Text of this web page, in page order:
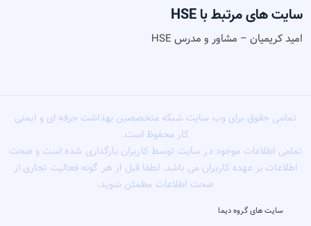
سایت های مرتبط با HSE
امید کریمیان – مشاور و مدرس HSE
تمامی حقوق برای وب سایت شبکه متخصصین بهداشت حرفه ای و ایمنی
کار محفوظ است.
تمامی اطلاعات موجود در سایت توسط کاربران بارگذاری شده است و صحت
اطلاعات بر عهده کاربران می باشد. لطفا قبل از هر گونه فعالیت تجاری از
صحت اطلاعات مطمئن شوید.
سایت های گروه دیما